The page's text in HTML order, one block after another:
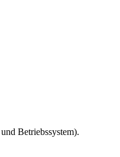
Betriebssystem).